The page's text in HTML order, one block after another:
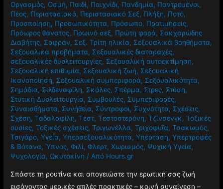
Οργασμός, Οσμή, Παιδί, Παιχνίδι, Πανδημία, Παντρεμένοι,
Πέος, Περιστασιακό, Περιστασιακό Σεξ, Πλήξη, Ποτό,
Προσποίηση, Προσωπικότητα, Πρόσωπο, Προτιμήσεις,
Πρόωρος θάνατος, Πρωινό σεξ, Πρώτη φορά, Σακχαρώδης
Διαβήτης, Σαφράν, Σεξ. Τρίτη ηλικία, Σεξουαλικά βοηθήματα,
Σεξουαλικά προβήματα, Σεξουαλικές διαταραχές,
σεξουαλικές δυσλειτουργίες, Σεξουαλική αυτοεκτίμηση,
Σεξουαλική επιθυμία, Σεξουαλική ζωή, Σεξουαλική
Ικανοποίηση, Σεξουαλική συμπεριφορά, Σεξουαλικότητα,
Σημάδια, Σιλδεναφίλη, Σκάλες, Σπέρμα, Στρες, Στύση,
Στυτική Δυσλειτουργία, Συμβουλές, Συμπεριφορές,
Συναισθήματα, Συνήθεια, Σύντροφοι, Συχνότητα, Σχέσεις,
Σχέση,Ταδαλαφίλη,Τεστ,Τεστοστερόνη,Τζίνσενγκ,Τοξικές
ουσίες,Τοξικές σχέσεις,Τριγωνέλλα,Τριχοφυΐα,Τσακωμός,
Τσιγάρο,Υγεία,Υπερσεξουαλικότητα,Υπέρταση,Υπερτροφές
& Βότανα,Ύπνος,Φιλί,Φλερτ,Χωρισμός, Ψυχική Υγεία,
Ψυχολογία,Ωκυτοκίνη / Από Hours.gr
Σπάστε τη ρουτίνα και απογειώστε την ερωτική σας ζωή
εισάγοντας μερικές απλές πρακτικές – κοινή συναίνεση –